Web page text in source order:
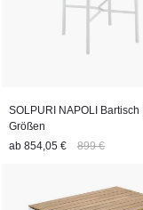
SOLPURI NAPOLI Bartisch
Größen
ab 854,05 € 899 €